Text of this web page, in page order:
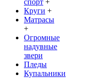
Круги +
Матрасы
+
Огромные
надувные
звери
Пледы
Купальники